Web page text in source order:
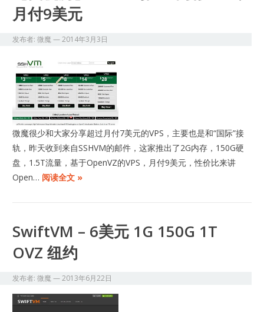
月付9美元
发布者:微魔 —2014年3月3日
微魔很少和大家分享超过月付7美元的VPS，主要也是和“国际”接
轨，昨天收到来自SSHVM的邮件，这家推出了2G内存，150G硬
盘，1.5T流量，基于OpenVZ的VPS，月付9美元，性价比来讲
Open… 阅读全文 »
SwiftVM – 6美元 1G 150G 1T
OVZ 纽约
发布者:微魔 —2013年6月22日